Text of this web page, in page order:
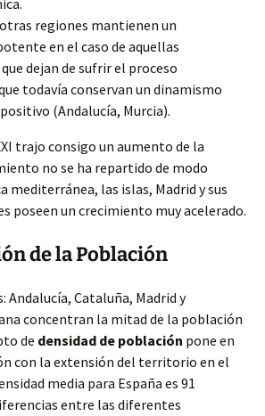
regiones mantienen un
en el caso de aquellas
dejan de sufrir el proceso
todavía conservan un dinamismo
(Andalucía, Murcia).
trajo consigo un aumento de la
no se ha repartido de modo
mediterránea, las islas, Madrid y sus
poseen un crecimiento muy acelerado.
de la Población
Andalucía, Cataluña, Madrid y
concentran la mitad de la población
de densidad de población pone en
con la extensión del territorio en el
media para España es 91
entre las diferentes